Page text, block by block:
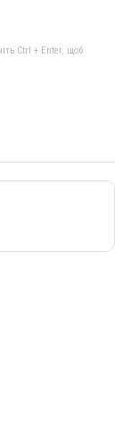
Ctrl + Enter, щоб